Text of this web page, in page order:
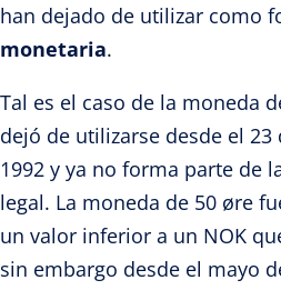
han dejado de utilizar como
monetaria.
Tal es el caso de la moneda
dejó de utilizarse desde el
1992 y ya no forma parte de
legal. La moneda de 50 øre
un valor inferior a un NOK
sin embargo desde el mayo